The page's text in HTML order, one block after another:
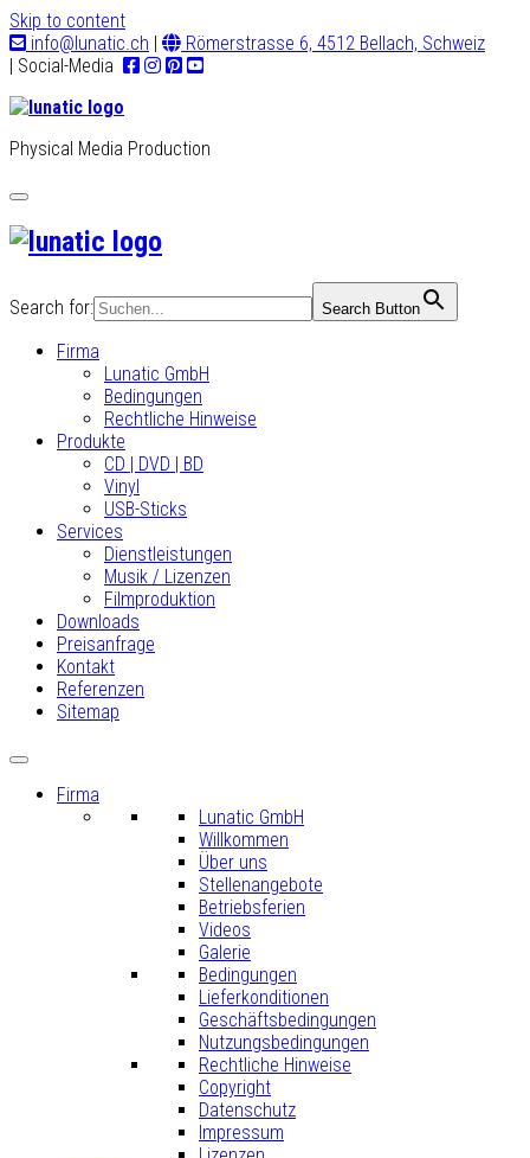
Skip to content
info@lunatic.ch |
Römerstrasse 6, 4512 Bellach, Schweiz
| Social-Media
Physical Media Production
Toggle
navigation
Search for: Search Button
Firma
Lunatic GmbH
Bedingungen
Rechtliche Hinweise
Produkte
CD | DVD | BD
Vinyl
USB-Sticks
Services
Dienstleistungen
Musik / Lizenzen
Filmproduktion
Downloads
Preisanfrage
Kontakt
Referenzen
Sitemap
Firma
Lunatic GmbH
Willkommen
Über uns
Stellenangebote
Betriebsferien
Videos
Galerie
Bedingungen
Lieferkonditionen
Geschäftsbedingungen
Nutzungsbedingungen
Rechtliche Hinweise
Copyright
Datenschutz
Impressum